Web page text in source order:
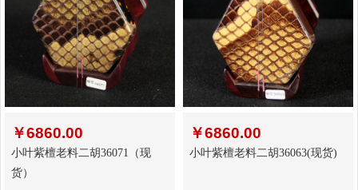
￥6860.00
小叶紫檀老料二胡36071（现
货）
￥6860.00
小叶紫檀老料二胡36063(现货)